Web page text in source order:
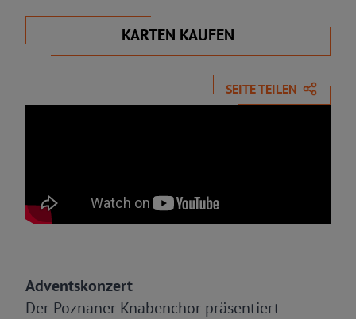
KARTEN KAUFEN
SEITE TEILEN
Adventskonzert
Der Poznaner Knabenchor präsentiert